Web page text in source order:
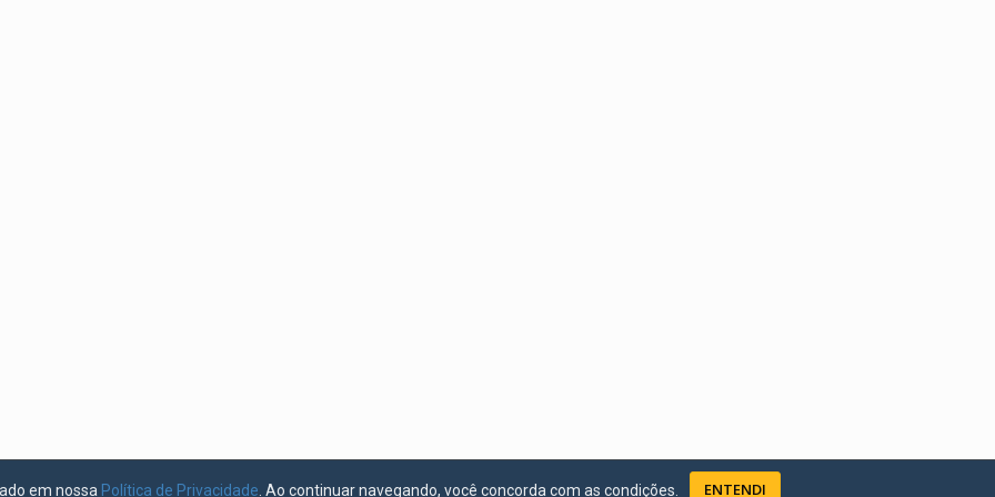
em nossa Política de Privacidade . Ao continuar navegando, você concorda com as condições. ENTENDI